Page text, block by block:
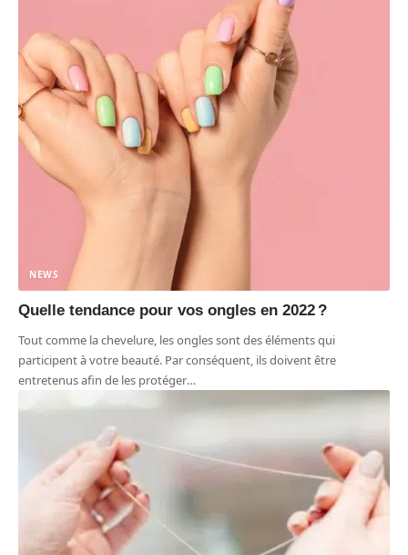
NEWS
Quelle tendance pour vos ongles en 2022 ?
Tout comme la chevelure, les ongles sont des éléments qui
participent à votre beauté. Par conséquent, ils doivent être
entretenus afin de les protéger…